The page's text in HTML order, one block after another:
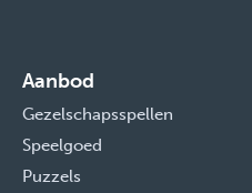
Aanbod
Gezelschapsspellen
Speelgoed
Puzzels